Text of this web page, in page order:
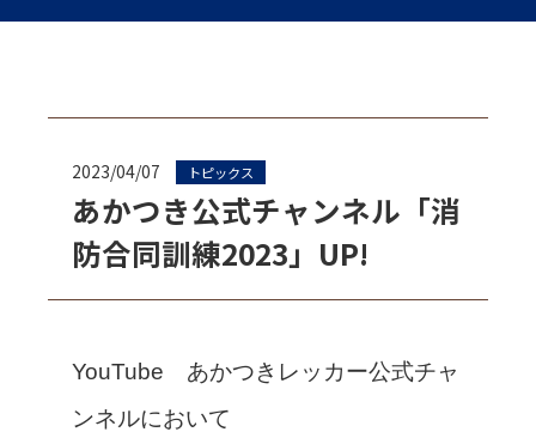
2023/04/07 トピックス
あかつき公式チャンネル「消
防合同訓練2023」UP!
YouTube あかつきレッカー公式チャ
ンネルにおいて